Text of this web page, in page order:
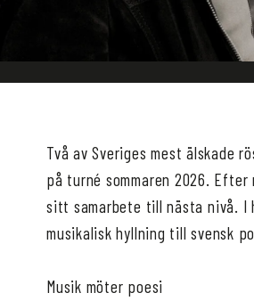
Två av Sveriges mest älskade
på turné sommaren 2026.
sitt samarbete till nästa nivå. I
musikalisk hyllning till svensk
Musik möter poesi